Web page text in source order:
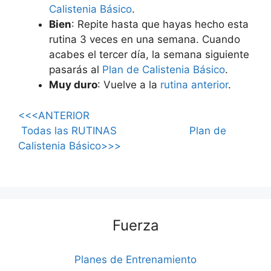
Calistenia Básico.
Bien: Repite hasta que hayas hecho esta
rutina 3 veces en una semana. Cuando
acabes el tercer día, la semana siguiente
pasarás al Plan de Calistenia Básico.
Muy duro: Vuelve a la rutina anterior.
<<<ANTERIOR
Todas las RUTINAS
Plan de
Calistenia Básico>>>
Fuerza
Planes de Entrenamiento